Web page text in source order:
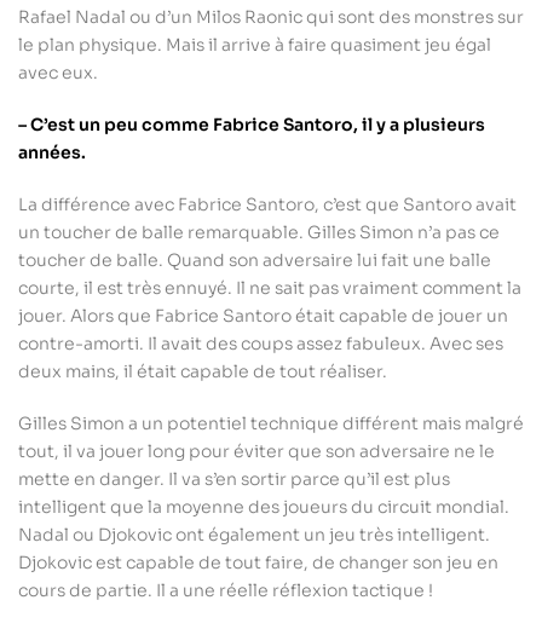
Rafael Nadal ou d’un Milos Raonic qui sont des monstres sur
le plan physique. Mais il arrive à faire quasiment jeu égal
avec eux.
– C’est un peu comme Fabrice Santoro, il y a plusieurs
années.
La différence avec Fabrice Santoro, c’est que Santoro avait
un toucher de balle remarquable. Gilles Simon n’a pas ce
toucher de balle. Quand son adversaire lui fait une balle
courte, il est très ennuyé. Il ne sait pas vraiment comment la
jouer. Alors que Fabrice Santoro était capable de jouer un
contre-amorti. Il avait des coups assez fabuleux. Avec ses
deux mains, il était capable de tout réaliser.
Gilles Simon a un potentiel technique différent mais malgré
tout, il va jouer long pour éviter que son adversaire ne le
mette en danger. Il va s’en sortir parce qu’il est plus
intelligent que la moyenne des joueurs du circuit mondial.
Nadal ou Djokovic ont également un jeu très intelligent.
Djokovic est capable de tout faire, de changer son jeu en
cours de partie. Il a une réelle réflexion tactique !